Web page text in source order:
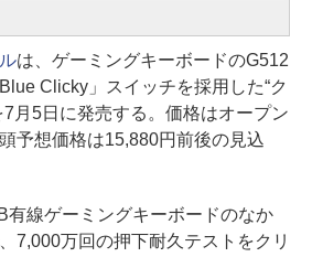
は、ゲーミングキーボードのG512
Clicky」スイッチを採用した“ク
7月5日に発売する。価格はオープン
予想価格は15,880円前後の見込
線ゲーミングキーボードのなか
7,000万回の押下耐久テストをクリ